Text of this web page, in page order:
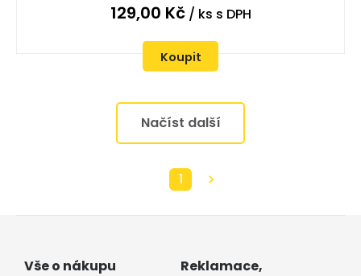
129,00 Kč/ ks s DPH
Koupit
Načíst další
1
Vše o nákupu
Reklamace,